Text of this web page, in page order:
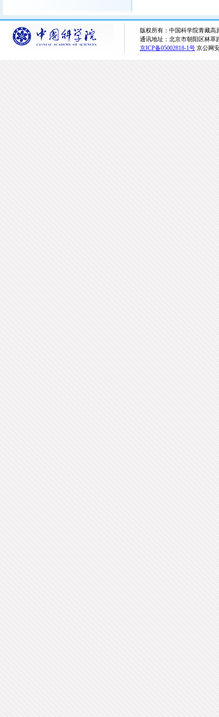
版权所有：中国科学院青藏高
通讯地址：北京市朝阳区林萃
京ICP备05002818-1号 京公网